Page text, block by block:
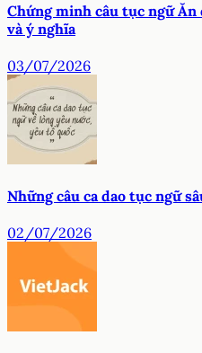
Chứng minh câu tục ngữ Ăn
và ý nghĩa
03/07/2026
Những câu ca dao tục ngữ
02/07/2026